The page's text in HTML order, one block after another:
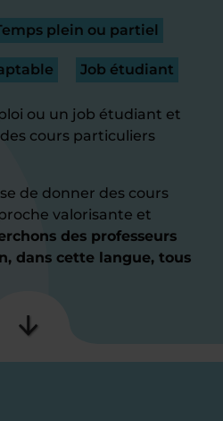
plein ou partiel
Job étudiant
ou un job étudiant et
cours particuliers
de donner des cours
valorisante et
des professeurs
dans cette langue, tous